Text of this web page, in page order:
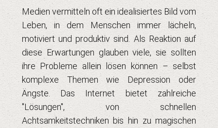
Medien vermitteln oft ein idealisiertes Bild vom
Leben, in dem Menschen immer lächeln,
motiviert und produktiv sind. Als Reaktion auf
diese Erwartungen glauben viele, sie sollten
ihre Probleme allein lösen können – selbst
komplexe Themen wie Depression oder
Ängste. Das Internet bietet zahlreiche
"Lösungen", von schnellen
Achtsamkeitstechniken bis hin zu magischen